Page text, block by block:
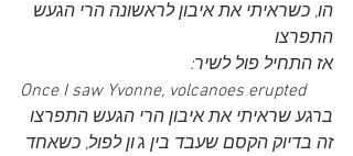
הו, כשראיתי את איבון לראשונה הרי הגעש
התפרצו
אז התחיל פול לשיר:
Once I saw Yvonne, volcanoes erupted
ברגע שראיתי את איבון הרי הגעש התפרצו
זה בדיוק הקסם שעבד בין ג'ון לפול, כשאחד